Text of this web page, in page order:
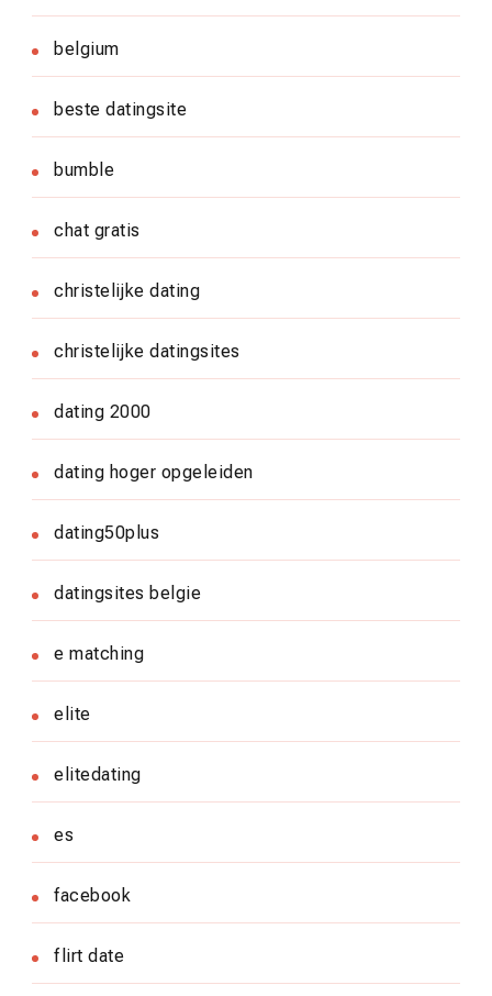
belgium
beste datingsite
bumble
chat gratis
christelijke dating
christelijke datingsites
dating 2000
dating hoger opgeleiden
dating50plus
datingsites belgie
e matching
elite
elitedating
es
facebook
flirt date